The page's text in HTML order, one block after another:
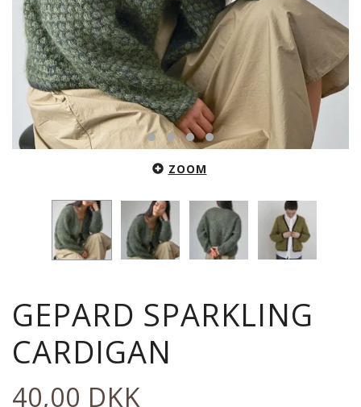
ZOOM
GEPARD SPARKLING
CARDIGAN
40,00 DKK